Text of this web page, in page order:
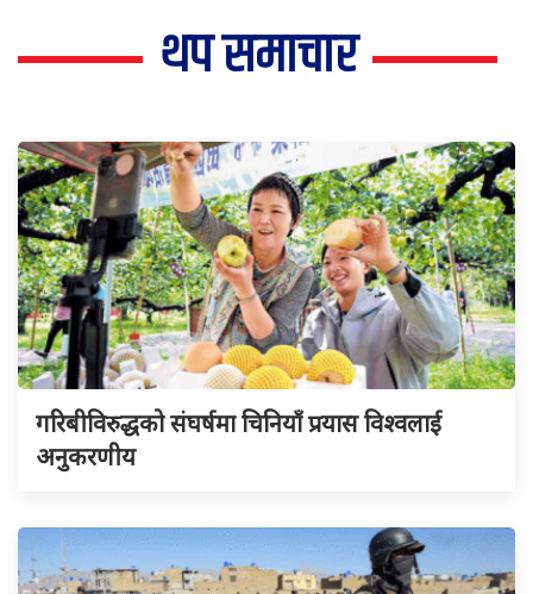
थप समाचार
गरिबीविरुद्धको संघर्षमा चिनियाँ प्रयास विश्वलाई
अनुकरणीय